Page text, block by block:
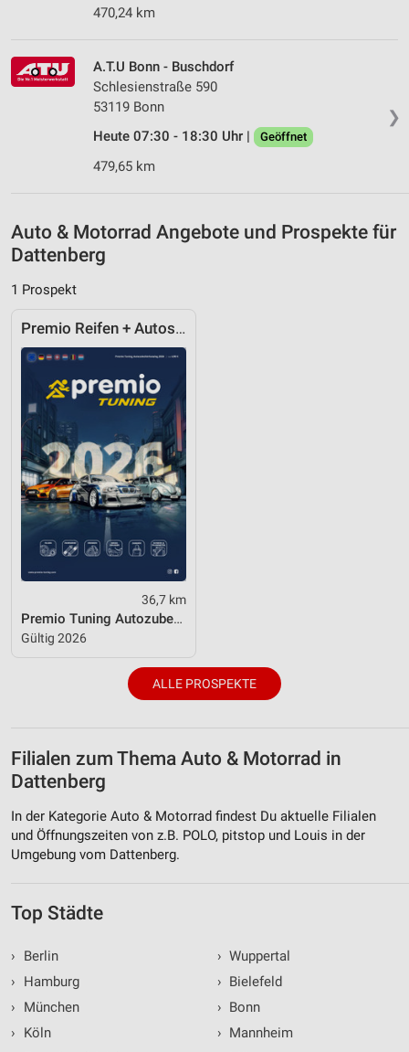
470,24 km
❯
A.T.U Bonn - Buschdorf
Schlesienstraße 590
53119 Bonn
Heute 07:30 - 18:30 Uhr |
Geöffnet
479,65 km
Auto & Motorrad Angebote und Prospekte für
Dattenberg
1 Prospekt
Premio Reifen + Autoservice
36,7 km
Premio Tuning Autozubehörkatalog 2026
Gültig 2026
ALLE PROSPEKTE
Filialen zum Thema Auto & Motorrad in
Dattenberg
In der Kategorie Auto & Motorrad findest Du aktuelle Filialen
und Öffnungszeiten von z.B. POLO, pitstop und Louis in der
Umgebung vom Dattenberg.
Top Städte
›
Berlin
›
Hamburg
›
München
›
Köln
› Wuppertal
› Bielefeld
› Bonn
› Mannheim
Verwendung genauer Standortdaten
Geräte anhand von aktiv angeforderten
Informationen identifizieren
Nicht-IAB-Verarbeitungszwecke:
Performance
Werbung